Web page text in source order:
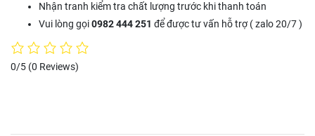
Nhận tranh kiểm tra chất lượng trước khi thanh toán
Vui lòng gọi0982 444 251 để được tư vấn hỗ trợ ( zalo 20/7 )
0/5 (0 Reviews)